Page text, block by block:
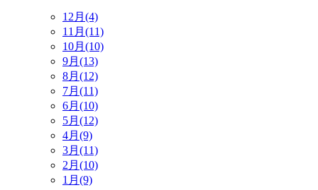
12月(4)
11月(11)
10月(10)
9月(13)
8月(12)
7月(11)
6月(10)
5月(12)
4月(9)
3月(11)
2月(10)
1月(9)